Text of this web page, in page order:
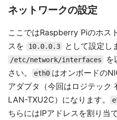
ネットワークの設定
ここではRaspberry Piのホス
スを
10.0.0.3 として設定し
/etc/network/interfaces
を
さい。
eth0 はオンボードの
アダプタ（今回はロジテック
LAN-TXU2C）になります。
ちらにはIPアドレスを割り当て